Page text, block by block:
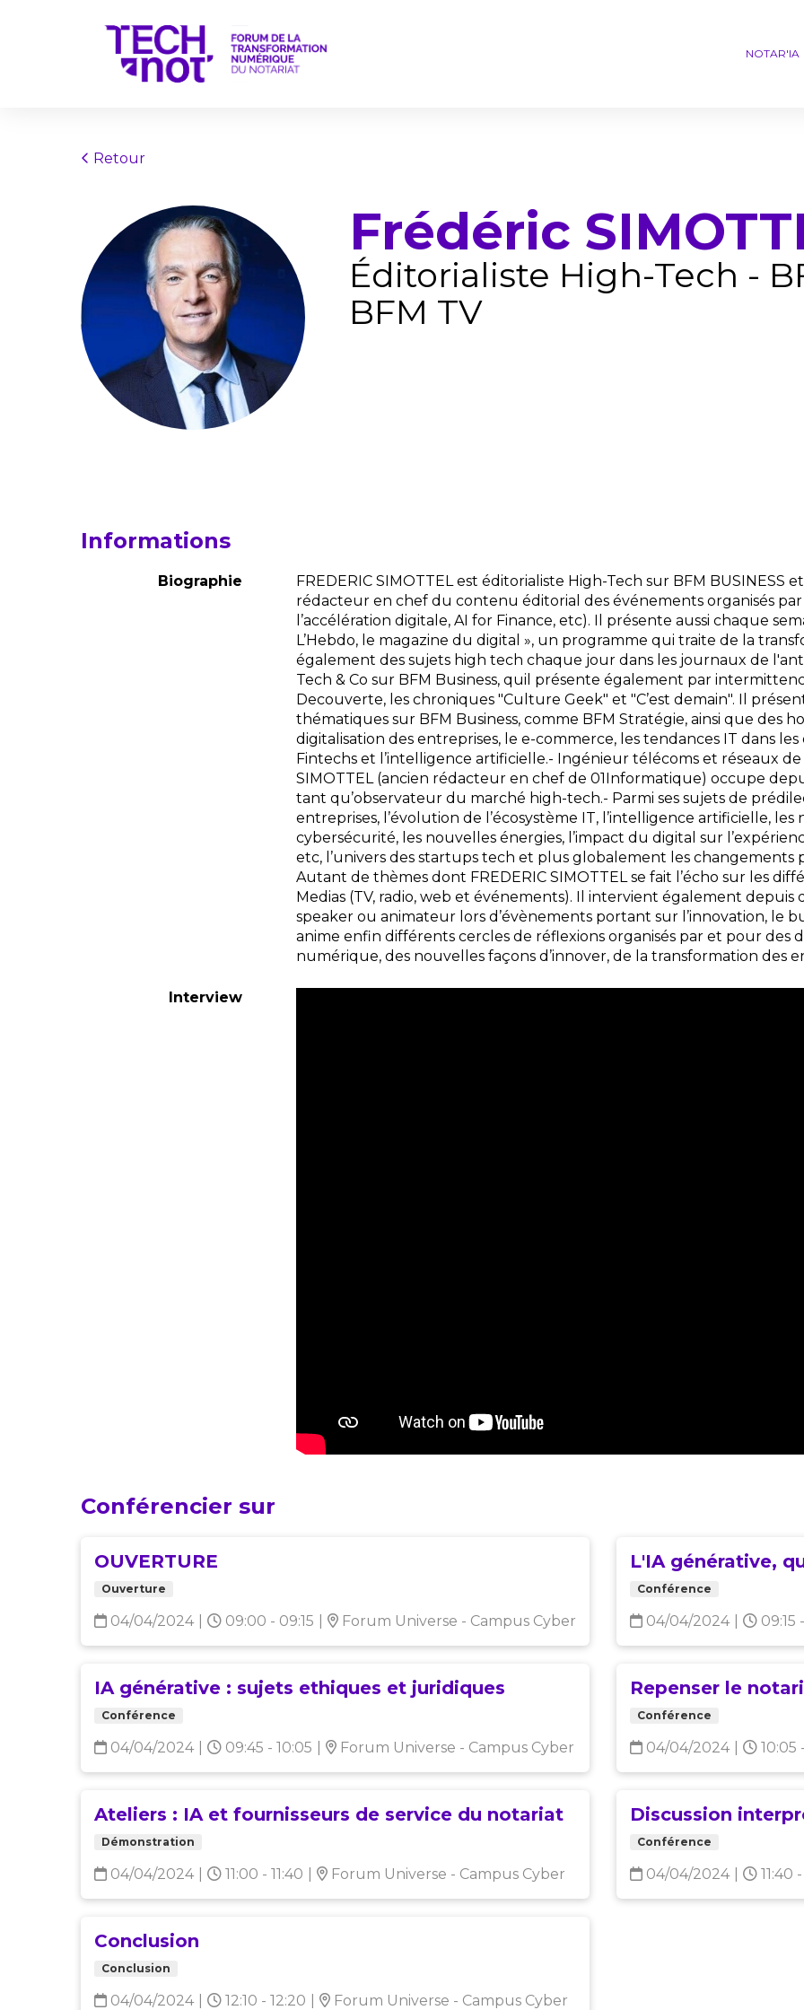
NOTAR'IA
Retour
Frédéric
Éditorialiste High-Tech -
BFM TV
Informations
Biographie
FREDERIC SIMOTTEL est éditorialiste High-Tech sur BFM BUSINESS
rédacteur en chef du contenu éditorial des événements organisés par
l’accélération digitale, AI for Finance, etc). Il présente aussi chaque
L’Hebdo, le magazine du digital », un programme qui traite de la
également des sujets high tech chaque jour dans les journaux de
Tech & Co sur BFM Business, quil présente également par
Decouverte, les chroniques "Culture Geek" et "C’est demain". Il
thématiques sur BFM Business, comme BFM Stratégie, ainsi que des
digitalisation des entreprises, le e-commerce, les tendances IT dans
Fintechs et l’intelligence artificielle.- Ingénieur télécoms et réseaux
SIMOTTEL (ancien rédacteur en chef de 01Informatique) occupe
tant qu’observateur du marché high-tech.- Parmi ses sujets de
entreprises, l’évolution de l’écosystème IT, l’intelligence artificielle,
cybersécurité, les nouvelles énergies, l’impact du digital sur
etc, l’univers des startups tech et plus globalement les changements
Autant de thèmes dont FREDERIC SIMOTTEL se fait l’écho sur les
Medias (TV, radio, web et événements). Il intervient également
speaker ou animateur lors d’évènements portant sur l’innovation, le
anime enfin différents cercles de réflexions organisés par et pour des
numérique, des nouvelles façons d’innover, de la transformation des
Interview
Conférencier sur
OUVERTURE
Ouverture
04/04/2024 09:00 - 09:15 Forum Universe - Campus Cyber
L'IA générative,
Conférence
04/04/2024 09:15
IA générative : sujets ethiques et juridiques
Conférence
04/04/2024 09:45 - 10:05 Forum Universe - Campus Cyber
Repenser le
Conférence
04/04/2024 10:05
Ateliers : IA et fournisseurs de service du notariat
Démonstration
04/04/2024 11:00 - 11:40 Forum Universe - Campus Cyber
Discussion
Conférence
04/04/2024 11:40 -
Conclusion
Conclusion
04/04/2024 12:10 - 12:20 Forum Universe - Campus Cyber